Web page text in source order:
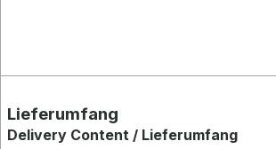
Lieferumfang
Delivery Content / Lieferumfang